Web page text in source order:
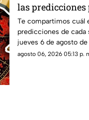
las predicciones
agosto de 2026?
Te compartimos cuál
predicciones de cada
jueves 6 de agosto
destino?
agosto 06, 2026 05:13 p.